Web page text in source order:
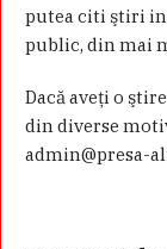
putea citi ştiri
public, din mai
Dacă aveţi o
din diverse
admin@presa-